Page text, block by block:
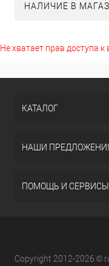
НАЛИЧИЕ В
Не хватает прав доступа к
КАТАЛОГ
НАШИ
ПОМОЩЬ И СЕРВИСЫ
Copyright 2012-2026 ©